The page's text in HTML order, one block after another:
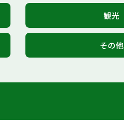
観光
その他